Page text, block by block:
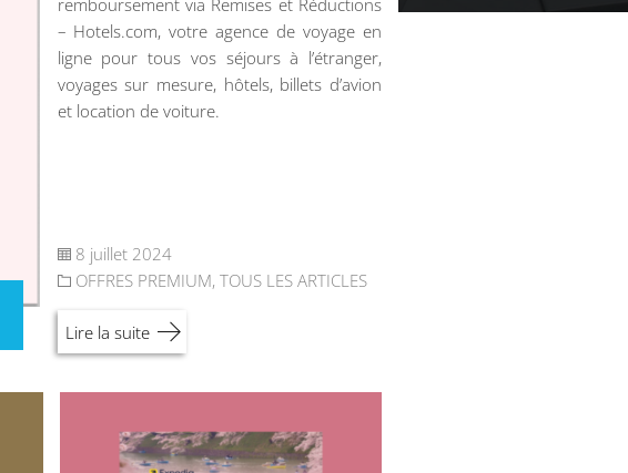
– Hotels.com, votre agence de voyage en
ligne pour tous vos séjours à l’étranger,
voyages sur mesure, hôtels, billets d’avion
et location de voiture.
8 juillet 2024
OFFRES PREMIUM, TOUS LES ARTICLES
Lire la suite